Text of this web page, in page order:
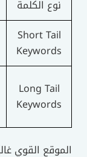
نوع الكلمة
Short Tail
Keywords
Long Tail
Keywords
الموقع القوي